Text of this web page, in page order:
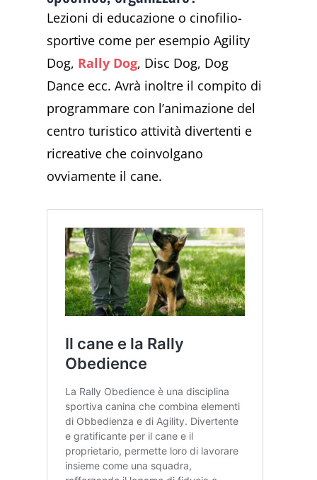
Lezioni di educazione o cinofilio-
sportive come per esempio Agility
Dog, Rally Dog, Disc Dog, Dog
Dance ecc. Avrà inoltre il compito di
programmare con l’animazione del
centro turistico attività divertenti e
ricreative che coinvolgano
ovviamente il cane.